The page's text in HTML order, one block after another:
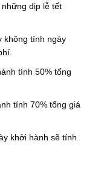
dịp lễ tết
không tính ngày
tính 50% tổng
tính 70% tổng giá
khởi hành sẽ tính